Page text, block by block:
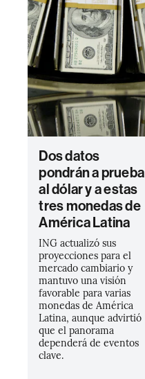
Dos datos
pondrán a prueba
al dólar y a estas
tres monedas de
América Latina
ING actualizó sus
proyecciones para el
mercado cambiario y
mantuvo una visión
favorable para varias
monedas de América
Latina, aunque advirtió
que el panorama
dependerá de eventos
clave.